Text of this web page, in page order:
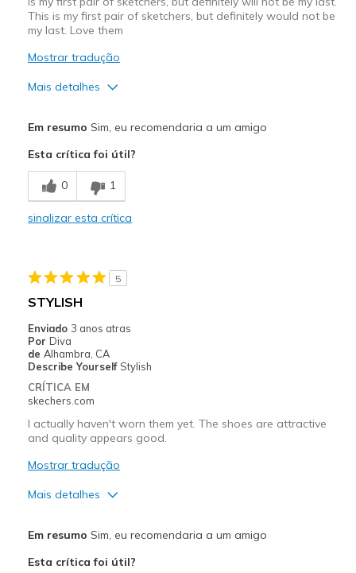
This is my first pair of sketchers, but definitely would not be
my last. Love them
Mostrar tradução
Mais detalhes
Breathe Well
Melhores utilizações
Casual Wear
View On Shoes
Em resumo Sim, eu recomendaria a um amigo
Esta crítica foi útil?
0 1
sinalizar esta crítica
5
STYLISH
Enviado 3 anos atras
Por Diva
de Alhambra, CA
Describe Yourself Stylish
CRÍTICA EM
skechers.com
I actually haven't worn them yet. The shoes are attractive
and quality appears good.
Mostrar tradução
Mais detalhes
Em resumo Sim, eu recomendaria a um amigo
Esta crítica foi útil?